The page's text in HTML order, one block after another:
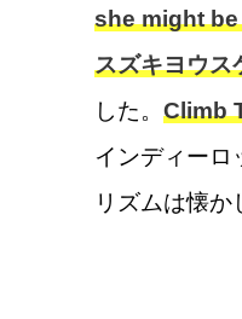
she might
スズキヨウス
した。 Climb
インディーロ
リズムは懐か